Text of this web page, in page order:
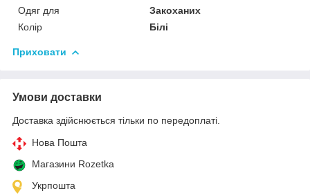
Одяг для
Закоханих
Колір
Білі
Приховати
Умови доставки
Доставка здійснюється тільки по передоплаті.
Нова Пошта
Магазини Rozetka
Укрпошта